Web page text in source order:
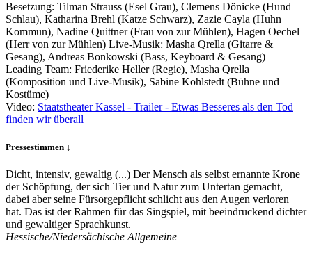
Besetzung: Tilman Strauss (Esel Grau), Clemens Dönicke (Hund
Schlau), Katharina Brehl (Katze Schwarz), Zazie Cayla (Huhn
Kommun), Nadine Quittner (Frau von zur Mühlen), Hagen Oechel
(Herr von zur Mühlen) Live-Musik: Masha Qrella (Gitarre &
Gesang), Andreas Bonkowski (Bass, Keyboard & Gesang)
Leading Team: Friederike Heller (Regie), Masha Qrella
(Komposition und Live-Musik), Sabine Kohlstedt (Bühne und
Kostüme)
Video: Staatstheater Kassel - Trailer - Etwas Besseres als den Tod
finden wir überall
Pressestimmen ↓
Dicht, intensiv, gewaltig (...) Der Mensch als selbst ernannte Krone
der Schöpfung, der sich Tier und Natur zum Untertan gemacht,
dabei aber seine Fürsorgepflicht schlicht aus den Augen verloren
hat. Das ist der Rahmen für das Singspiel, mit beeindruckend dichter
und gewaltiger Sprachkunst.
Hessische/Niedersächische Allgemeine